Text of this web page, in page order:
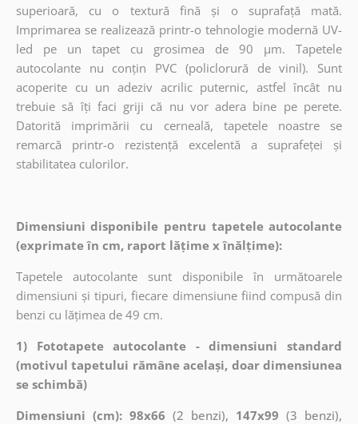
superioară, cu o textură fină și o suprafață mată.
Imprimarea se realizează printr-o tehnologie modernă UV-
led pe un tapet cu grosimea de 90 µm. Tapetele
autocolante nu conțin PVC (policlorură de vinil). Sunt
acoperite cu un adeziv acrilic puternic, astfel încât nu
trebuie să îți faci griji că nu vor adera bine pe perete.
Datorită imprimării cu cerneală, tapetele noastre se
remarcă printr-o rezistență excelentă a suprafeței și
stabilitatea culorilor.
Dimensiuni disponibile pentru tapetele autocolante
(exprimate în cm, raport lățime x înălțime):
Tapetele autocolante sunt disponibile în următoarele
dimensiuni și tipuri, fiecare dimensiune fiind compusă din
benzi cu lățimea de 49 cm.
1) Fototapete autocolante - dimensiuni standard
(motivul tapetului rămâne același, doar dimensiunea
se schimbă)
Dimensiuni (cm): 98x66 (2 benzi), 147x99 (3 benzi),